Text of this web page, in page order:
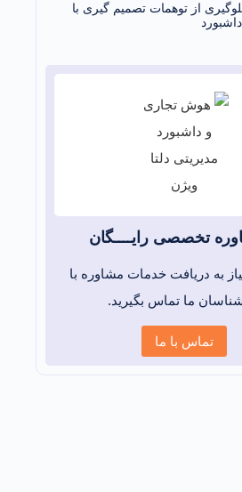
از توهمات تصمیم گیری با
تخصصی رایــــگان
به دریافت خدمات مشاوره با
ما تماس بگیرید.
تماس با ما